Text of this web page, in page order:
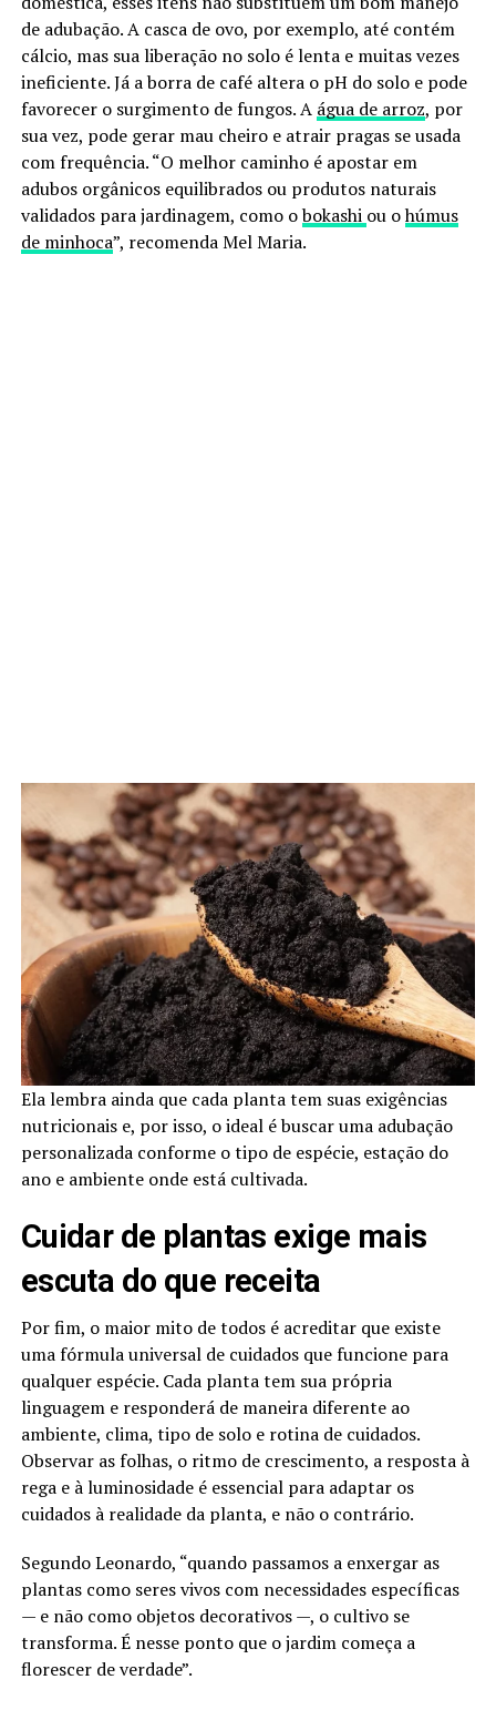
de adubação. A casca de ovo, por exemplo, até contém
cálcio, mas sua liberação no solo é lenta e muitas vezes
ineficiente. Já a borra de café altera o pH do solo e pode
favorecer o surgimento de fungos. A água de arroz, por
sua vez, pode gerar mau cheiro e atrair pragas se usada
com frequência. “O melhor caminho é apostar em
adubos orgânicos equilibrados ou produtos naturais
validados para jardinagem, como obokashi ou ohúmus
de minhoca”, recomenda Mel Maria.
Ela lembra ainda que cada planta tem suas exigências
nutricionais e, por isso, o ideal é buscar uma adubação
personalizada conforme o tipo de espécie, estação do
ano e ambiente onde está cultivada.
Cuidar de plantas exige mais
escuta do que receita
Por fim, o maior mito de todos é acreditar que existe
uma fórmula universal de cuidados que funcione para
qualquer espécie. Cada planta tem sua própria
linguagem e responderá de maneira diferente ao
ambiente, clima, tipo de solo e rotina de cuidados.
Observar as folhas, o ritmo de crescimento, a resposta à
rega e à luminosidade é essencial para adaptar os
cuidados à realidade da planta, e não o contrário.
Segundo Leonardo, “quando passamos a enxergar as
plantas como seres vivos com necessidades específicas
— e não como objetos decorativos —, o cultivo se
transforma. É nesse ponto que o jardim começa a
florescer de verdade”.